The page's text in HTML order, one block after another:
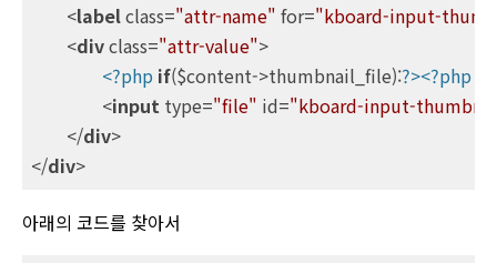
<labelclass="attr-name" for="kboard-input-
<divclass="attr-value">
<?php if($content->thumbnail_file):?><?php
<input type="file" id="kboard-input-
</div>
</div>
아래의 코드를 찾아서